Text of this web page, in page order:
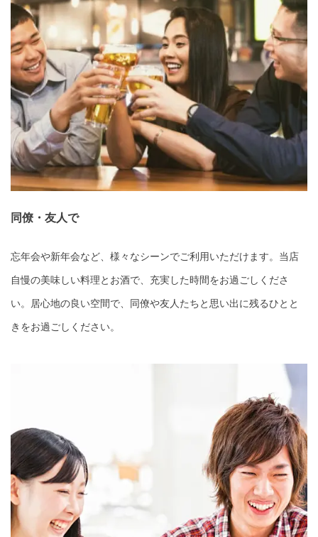
同僚・友人で
忘年会や新年会など、様々なシーンでご利用いただけます。当店
自慢の美味しい料理とお酒で、充実した時間をお過ごしくださ
い。居心地の良い空間で、同僚や友人たちと思い出に残るひとと
きをお過ごしください。